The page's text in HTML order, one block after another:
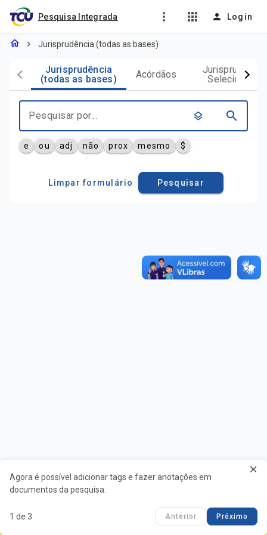
Pesquisa Integrada more_vert apps person Login
home chevron_right Jurisprudência (todas as bases)
Pesquisa de Jurisprudência
Jurisprudência
(todas as bases)
Acórdãos
Jurisprudência
Selecionada
layers search
e ou adj não prox mesmo $
Limpar formulário Pesquisar
clear
close
Agora é possível adicionar tags e fazer anotações em
documentos da pesquisa.
1 de 3 Anterior Próximo